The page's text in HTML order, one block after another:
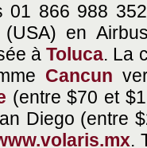
01 866 988
(USA) en
àToluca. La
Cancun
(entre $70 et
Diego (entre
.